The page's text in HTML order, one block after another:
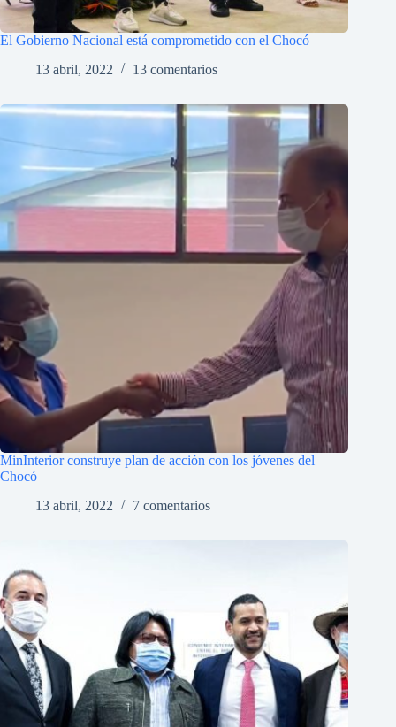
El Gobierno Nacional está comprometido con el Chocó
13 abril, 2022
13 comentarios
MinInterior construye plan de acción con los jóvenes del
Chocó
13 abril, 2022
7 comentarios